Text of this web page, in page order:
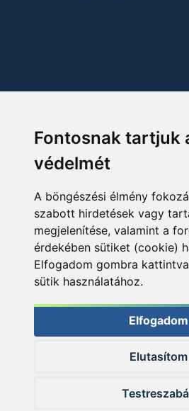
Fontosnak tartjuk
védelmét
A böngészési élmény
szabott hirdetések vagy
megjelenítése, valamint a
érdekében sütiket (cookie)
Elfogadom gombra
sütik használatához.
Elfogadom
Elutasítom